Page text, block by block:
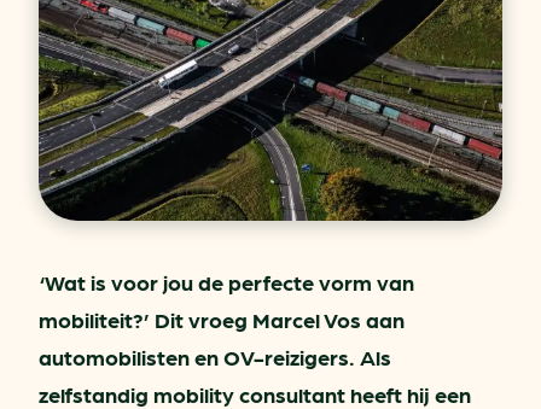
‘Wat is voor jou de perfecte vorm van
mobiliteit?’ Dit vroeg Marcel Vos aan
automobilisten en OV-reizigers. Als
zelfstandig mobility consultant heeft hij een